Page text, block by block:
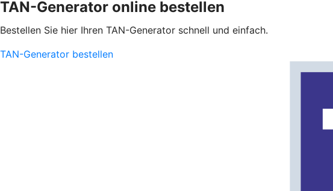
TAN-Generator online bestellen
Bestellen Sie hier Ihren TAN-Generator schnell und einfach.
TAN-Generator bestellen